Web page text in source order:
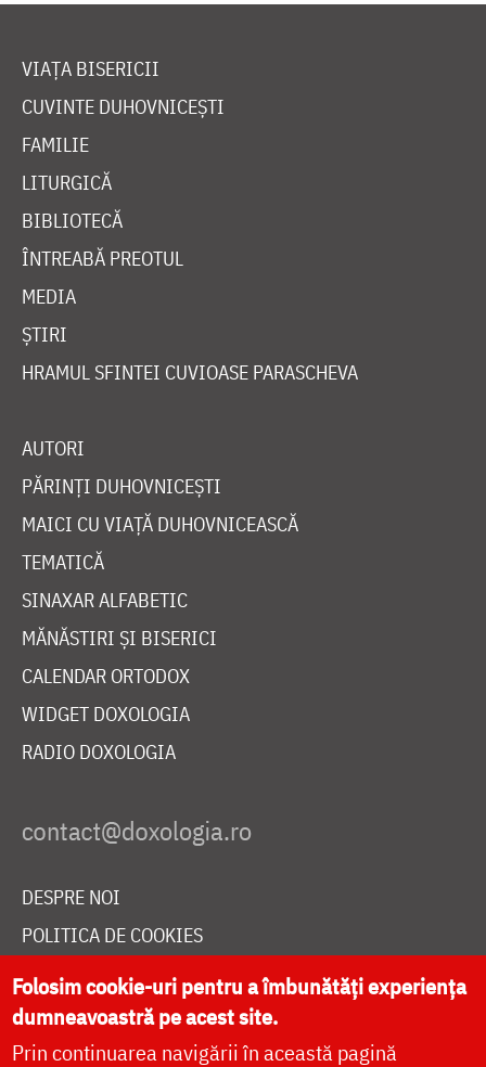
VIAȚA BISERICII
CUVINTE DUHOVNICEȘTI
FAMILIE
LITURGICĂ
BIBLIOTECĂ
ÎNTREABĂ PREOTUL
MEDIA
ȘTIRI
HRAMUL SFINTEI CUVIOASE PARASCHEVA
AUTORI
PĂRINȚI DUHOVNICEȘTI
MAICI CU VIAȚĂ DUHOVNICEASCĂ
TEMATICĂ
SINAXAR ALFABETIC
MĂNĂSTIRI ȘI BISERICI
CALENDAR ORTODOX
WIDGET DOXOLOGIA
RADIO DOXOLOGIA
DESPRE NOI
POLITICA DE COOKIES
DONEAZĂ ONLINE PENTRU CATEDRALA NAȚIONALĂ
LIVE
Folosim cookie-uri pentru a îmbunătăți experiența
dumneavoastră pe acest site.
Prin continuarea navigării în această pagină